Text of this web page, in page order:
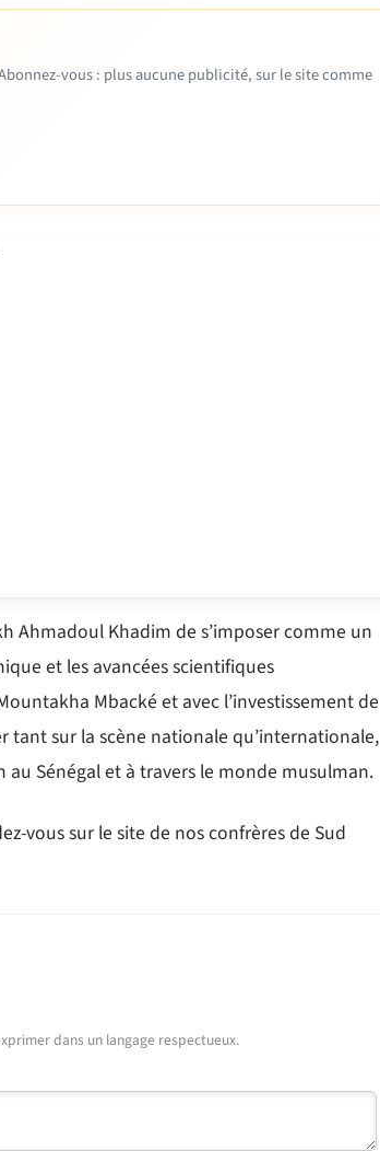
vous : plus aucune publicité, sur le site comme
Ahmadoul Khadim de s’imposer comme un
et les avancées scientifiques
Mbacké et avec l’investissement de
tant sur la scène nationale qu’internationale,
Sénégal et à travers le monde musulman.
vous sur le site de nos confrères de Sud
dans un langage respectueux.